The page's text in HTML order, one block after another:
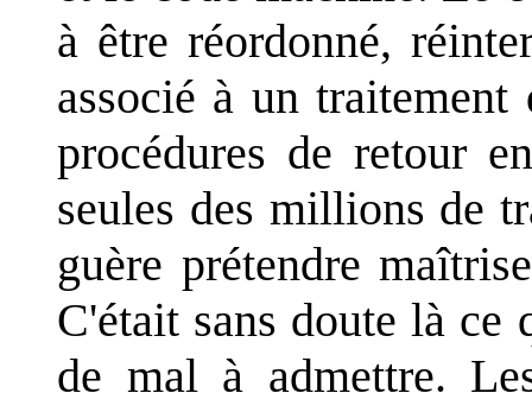
à être réordonné,
associé à un traitement
procédures de retour
seules des millions de
guère prétendre
C'était sans doute là ce
de mal à admettre.